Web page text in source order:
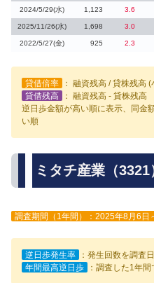
2024/5/29(水) 1,123 3.6
2025/11/26(水) 1,698 3.0
2022/5/27(金) 925 2.3
貸借倍率
： 融資残高 / 貸株残高
貸借残高
： 融資残高 - 貸株残高
逆日歩金額が高い順に表示、同金
い順
ミタチ産業（
調査期間（1年間）：2025年8月6日
逆日歩発生率
：発生回数を調査
年間最高逆日歩
：調査した1年